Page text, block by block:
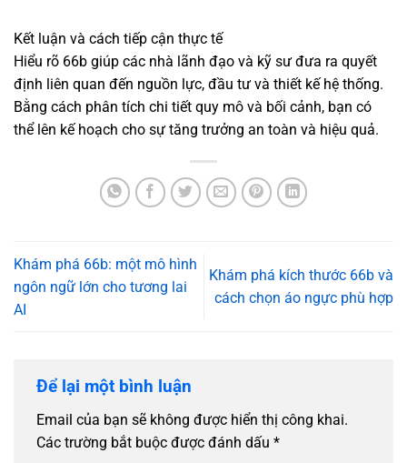
Kết luận và cách tiếp cận thực tế
Hiểu rõ 66b giúp các nhà lãnh đạo và kỹ sư đưa ra quyết
định liên quan đến nguồn lực, đầu tư và thiết kế hệ thống.
Bằng cách phân tích chi tiết quy mô và bối cảnh, bạn có
thể lên kế hoạch cho sự tăng trưởng an toàn và hiệu quả.
Khám phá 66b: một mô hình
ngôn ngữ lớn cho tương lai
AI
Khám phá kích thước 66b và
cách chọn áo ngực phù hợp
Để lại một bình luận
Email của bạn sẽ không được hiển thị công khai.
Các trường bắt buộc được đánh dấu *